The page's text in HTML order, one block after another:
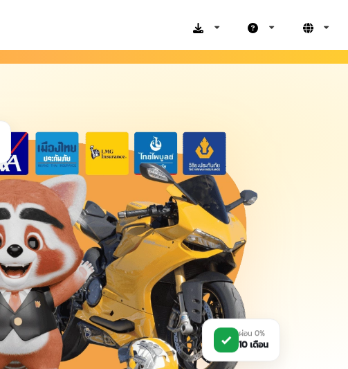
ผ่อน 0%
10 เดือน